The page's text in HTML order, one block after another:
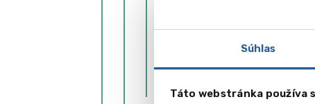
Súhlas
Táto webstránka používa
Škola